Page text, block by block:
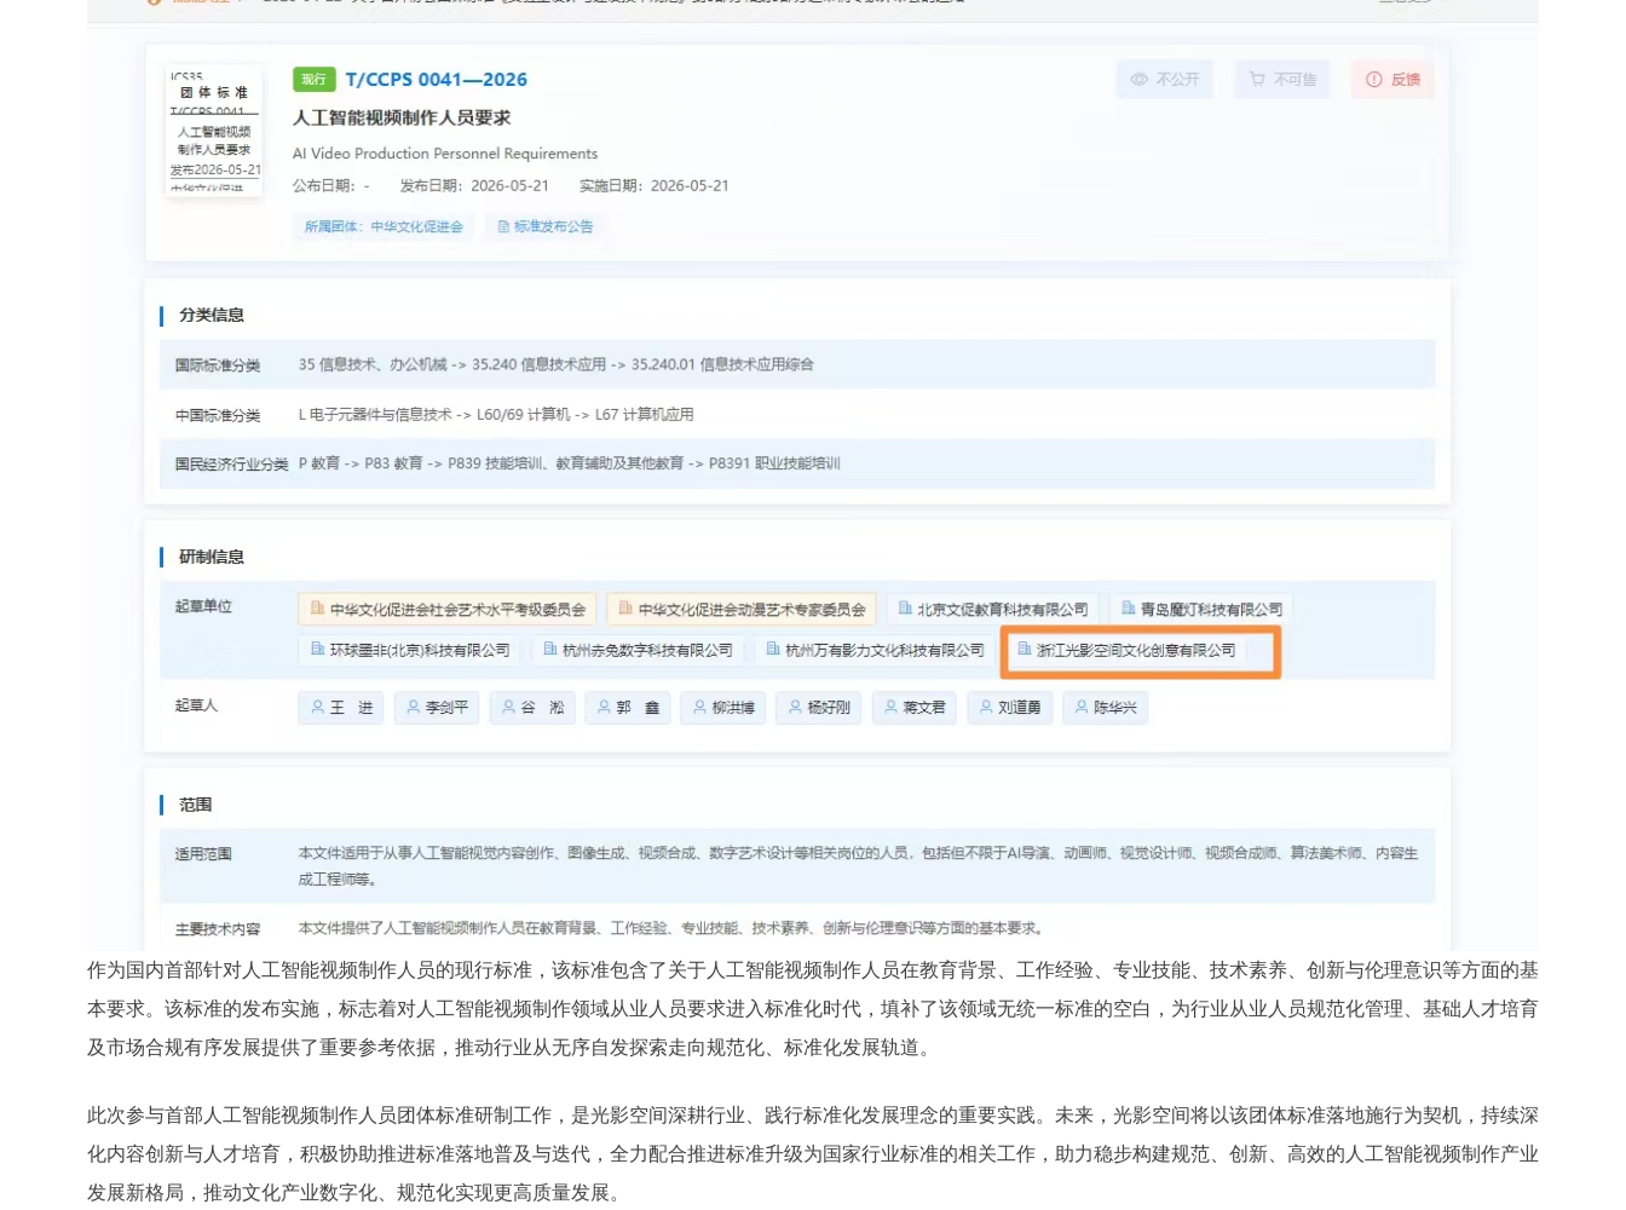
作为国内首部针对人工智能视频制作人员的现行标准，该标准包含了关于人工智能视频制作人员在教育背景、工作经验、专业技能、技术素养、创新与伦理意识等方面的基
本要求。该标准的发布实施，标志着对人工智能视频制作领域从业人员要求进入标准化时代，填补了该领域无统一标准的空白，为行业从业人员规范化管理、基础人才培育
及市场合规有序发展提供了重要参考依据，推动行业从无序自发探索走向规范化、标准化发展轨道。
此次参与首部人工智能视频制作人员团体标准研制工作，是光影空间深耕行业、践行标准化发展理念的重要实践。未来，光影空间将以该团体标准落地施行为契机，持续深
化内容创新与人才培育，积极协助推进标准落地普及与迭代，全力配合推进标准升级为国家行业标准的相关工作，助力稳步构建规范、创新、高效的人工智能视频制作产业
发展新格局，推动文化产业数字化、规范化实现更高质量发展。